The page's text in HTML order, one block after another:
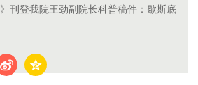
》刊登我院王劲副院长科普稿件：歇斯底